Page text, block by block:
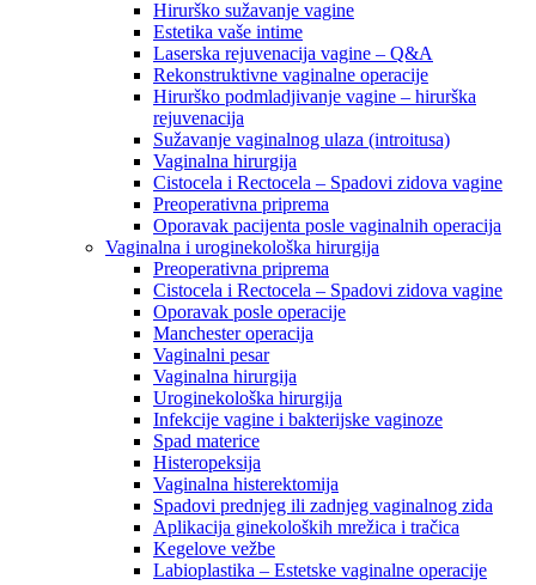
Hirurško sužavanje vagine
Estetika vaše intime
Laserska rejuvenacija vagine – Q&A
Rekonstruktivne vaginalne operacije
Hirurško podmladjivanje vagine – hirurška
rejuvenacija
Sužavanje vaginalnog ulaza (introitusa)
Vaginalna hirurgija
Cistocela i Rectocela – Spadovi zidova vagine
Preoperativna priprema
Oporavak pacijenta posle vaginalnih operacija
Vaginalna i uroginekološka hirurgija
Preoperativna priprema
Cistocela i Rectocela – Spadovi zidova vagine
Oporavak posle operacije
Manchester operacija
Vaginalni pesar
Vaginalna hirurgija
Uroginekološka hirurgija
Infekcije vagine i bakterijske vaginoze
Spad materice
Histeropeksija
Vaginalna histerektomija
Spadovi prednjeg ili zadnjeg vaginalnog zida
Aplikacija ginekoloških mrežica i tračica
Kegelove vežbe
Labioplastika – Estetske vaginalne operacije